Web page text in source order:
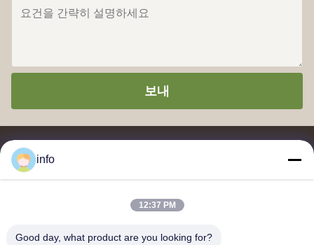
보내
분말, 멜라민 식기류, 멜라민 식기류, 멜라민 플레이트, 멜라민 주방
info
12:37 PM
Good day, what product are you looking for?